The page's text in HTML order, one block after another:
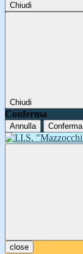
Chiudi
Chiudi
Conferma
Annulla Conferma
close